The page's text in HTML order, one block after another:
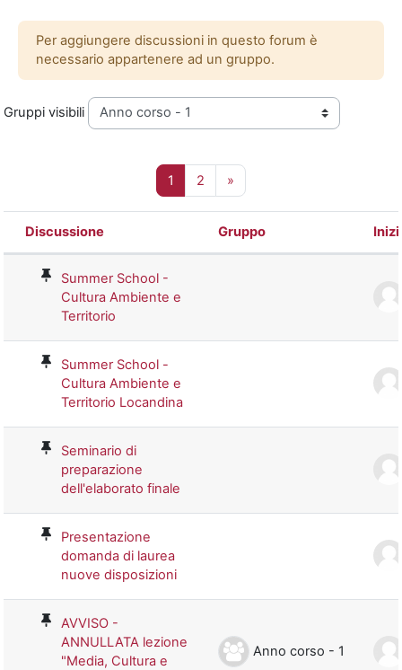
Per aggiungere discussioni in questo forum è
necessario appartenere ad un gruppo.
Gruppi visibili
1 Pagina 1
2 Pagina 2
»
Elenco delle discussioni.
Stato
Discussione Gruppo
Summer School -
Cultura Ambiente e
Territorio
Summer School -
Cultura Ambiente e
Territorio Locandina
Seminario di
preparazione
dell'elaborato finale
Presentazione
domanda di laurea
nuove disposizioni
AVVISO -
ANNULLATA lezione
"Media, Cultura e
Anno corso - 1